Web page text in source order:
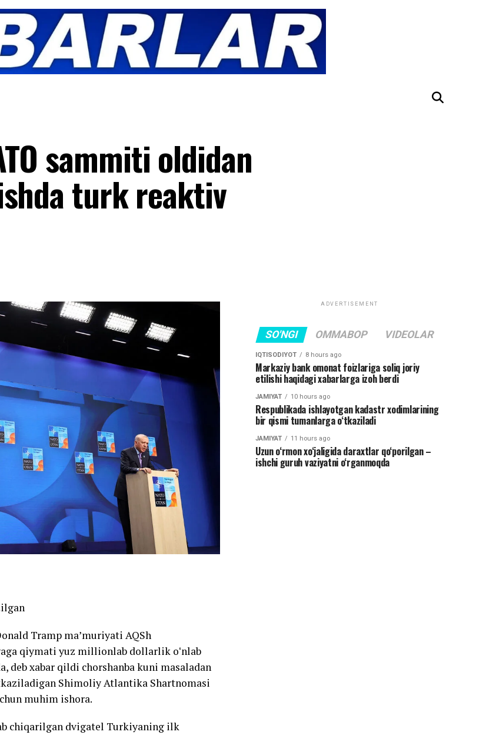
sammiti oldidan
turk reaktiv
Tramp maʼmuriyati AQSh
qiymati yuz millionlab dollarlik oʻnlab
xabar qildi chorshanba kuni masaladan
Shimoliy Atlantika Shartnomasi
muhim ishora.
chiqarilgan dvigatel Turkiyaning ilk
ADVERTISEMENT
SO'NGI OMMABOP VIDEOLAR
IQTISODIYOT 8 hours ago
Markaziy bank omonat foizlariga soliq joriy
etilishi haqidagi xabarlarga izoh berdi
JAMIYAT 10 hours ago
Respublikada ishlayotgan kadastr xodimlarining
bir qismi tumanlarga o‘tkaziladi
JAMIYAT 11 hours ago
Uzun o‘rmon xo‘jaligida daraxtlar qo‘porilgan –
ishchi guruh vaziyatni o‘rganmoqda